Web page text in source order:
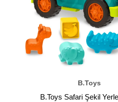
B.Toys
B.Toys Safari Şekil